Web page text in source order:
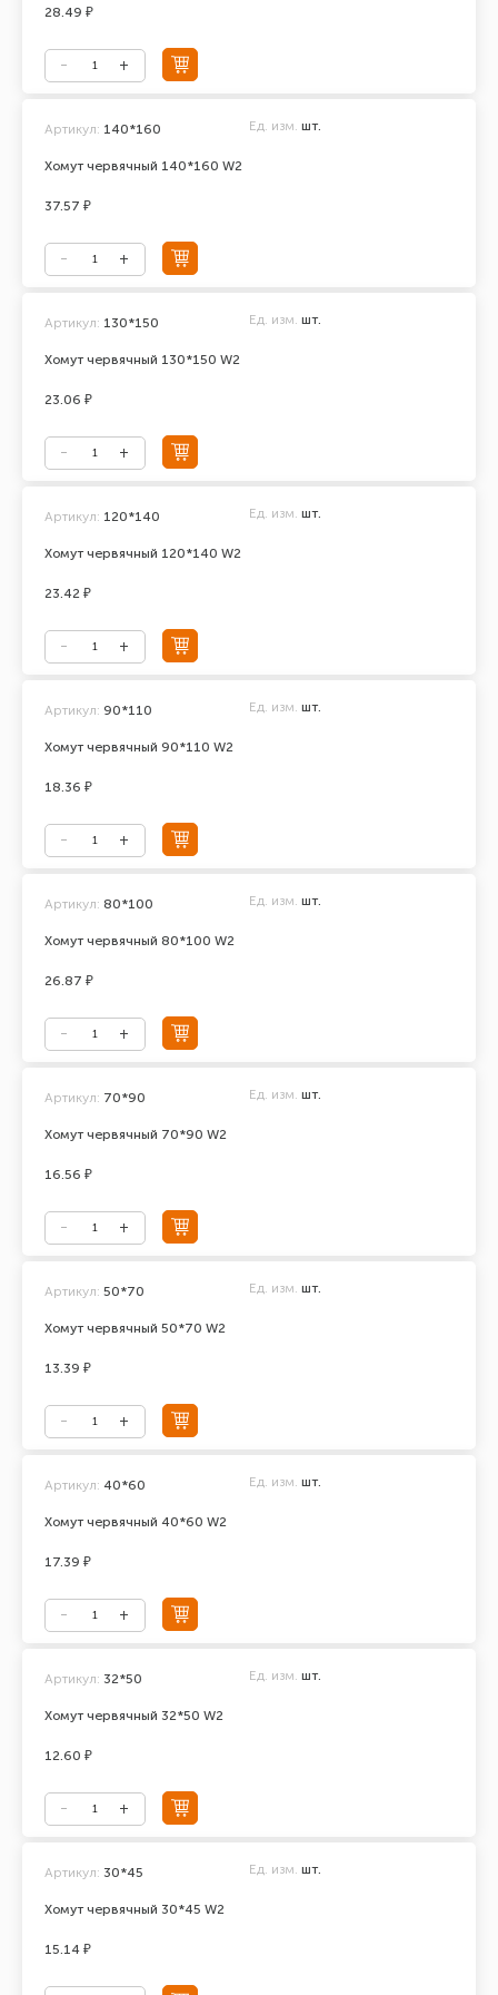
28.49 ₽
Хомут червячный 140*160 W2
Артикул: 140*160 Ед. изм. шт.
37.57 ₽
Хомут червячный 130*150 W2
Артикул: 130*150 Ед. изм. шт.
23.06 ₽
Хомут червячный 120*140 W2
Артикул: 120*140 Ед. изм. шт.
23.42 ₽
Хомут червячный 90*110 W2
Артикул: 90*110 Ед. изм. шт.
18.36 ₽
Хомут червячный 80*100 W2
Артикул: 80*100 Ед. изм. шт.
26.87 ₽
Хомут червячный 70*90 W2
Артикул: 70*90 Ед. изм. шт.
16.56 ₽
Хомут червячный 50*70 W2
Артикул: 50*70 Ед. изм. шт.
13.39 ₽
Хомут червячный 40*60 W2
Артикул: 40*60 Ед. изм. шт.
17.39 ₽
Хомут червячный 32*50 W2
Артикул: 32*50 Ед. изм. шт.
12.60 ₽
Хомут червячный 30*45 W2
Артикул: 30*45 Ед. изм. шт.
15.14 ₽